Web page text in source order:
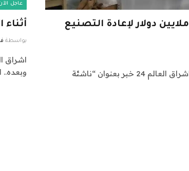
ناشئة بريطانية Isembard تهبط 9 ملايين دولار لإعادة التصنيع
اشراق العالم 24 متابعات تقنية: نقدم لكم في اشراق العالم 24 خبر بعنوان “ناشئة
عاجل
بواسطة
وبعده..